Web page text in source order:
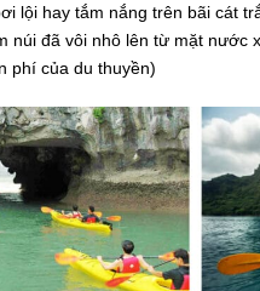
lội hay tắm nắng trên bãi cát
núi đã vôi nhô lên từ mặt nước
phí của du thuyền)